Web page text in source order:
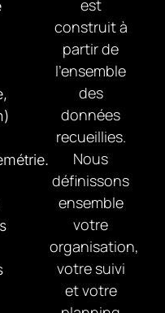
est
construit à
partir de
l’ensemble
des
données
recueillies.
Nous
définissons
ensemble
votre
organisation,
votre suivi
et votre